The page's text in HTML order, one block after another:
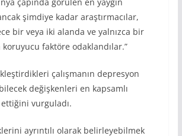
şimdiye kadar araştırmacılar,
bir veya iki alanda ve yalnızca bir
faktöre odaklandılar.”
çalışmanın depresyon
değişkenleri en kapsamlı
vurguladı.
ayrıntılı olarak belirleyebilmek